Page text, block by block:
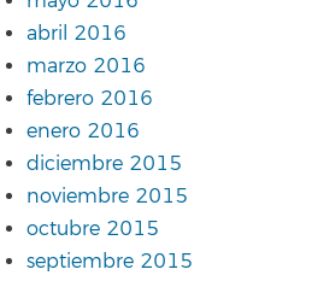
abril 2016
marzo 2016
febrero 2016
enero 2016
diciembre 2015
noviembre 2015
octubre 2015
septiembre 2015